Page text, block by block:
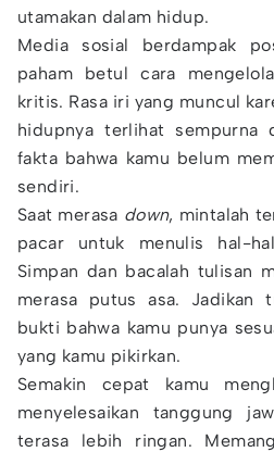
utamakan dalam hidup.
Media sosial berdampak
paham betul cara
kritis. Rasa iri yang muncul
hidupnya terlihat sempurna
fakta bahwa kamu belum
sendiri.
Saat merasa down, mintalah
pacar untuk menulis hal-
Simpan dan bacalah tulisan
merasa putus asa. Jadikan
bukti bahwa kamu punya
yang kamu pikirkan.
Semakin cepat kamu
menyelesaikan tanggung
terasa lebih ringan.